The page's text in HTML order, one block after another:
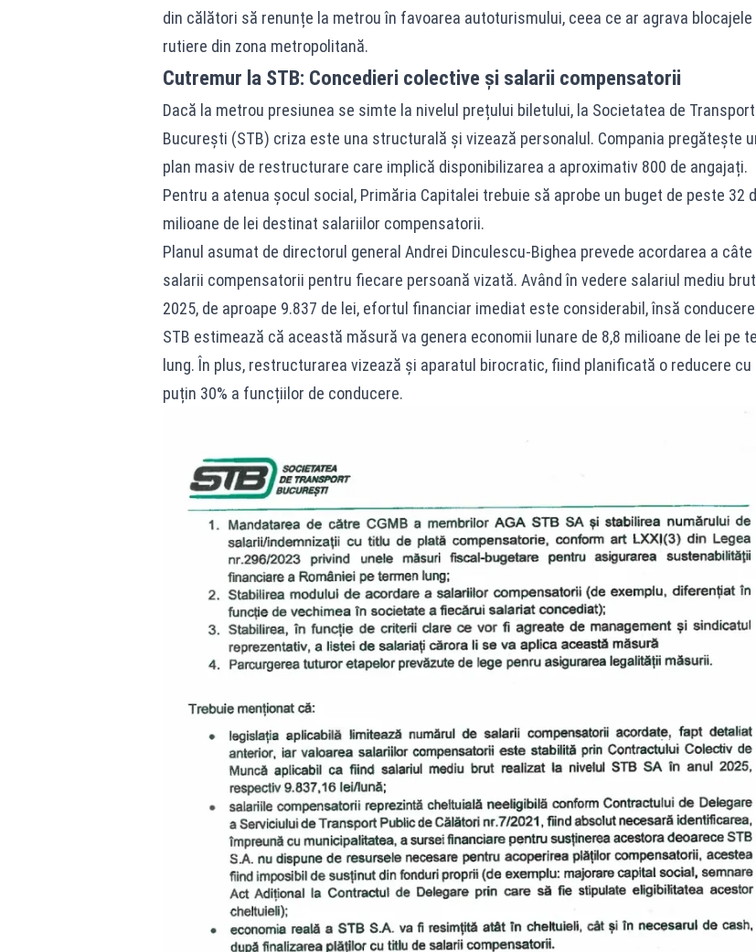
din călători să renunțe la metrou în favoarea autoturismului, ceea ce ar agrava blocajele
rutiere din zona metropolitană.
Cutremur la STB: Concedieri colective și salarii compensatorii
Dacă la metrou presiunea se simte la nivelul prețului biletului, la Societatea de Transport
București (STB) criza este una structurală și vizează personalul. Compania pregătește
plan masiv de restructurare care implică disponibilizarea a aproximativ 800 de angajați.
Pentru a atenua șocul social, Primăria Capitalei trebuie să aprobe un buget de peste 32
milioane de lei destinat salariilor compensatorii.
Planul asumat de directorul general Andrei Dinculescu-Bighea prevede acordarea a
salarii compensatorii pentru fiecare persoană vizată. Având în vedere salariul mediu
2025, de aproape 9.837 de lei, efortul financiar imediat este considerabil, însă
STB estimează că această măsură va genera economii lunare de 8,8 milioane de lei pe
lung. În plus, restructurarea vizează și aparatul birocratic, fiind planificată o reducere cu
puțin 30% a funcțiilor de conducere.